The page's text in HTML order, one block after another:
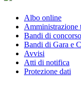
Albo online
Amministrazione
Bandi di concorso
Bandi di Gara e
Avvisi
Atti di notifica
Protezione dati